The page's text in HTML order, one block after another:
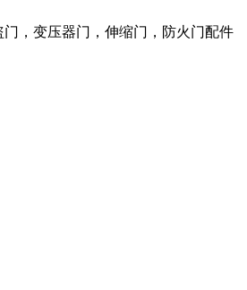
，变压器门，伸缩门，防火门配件